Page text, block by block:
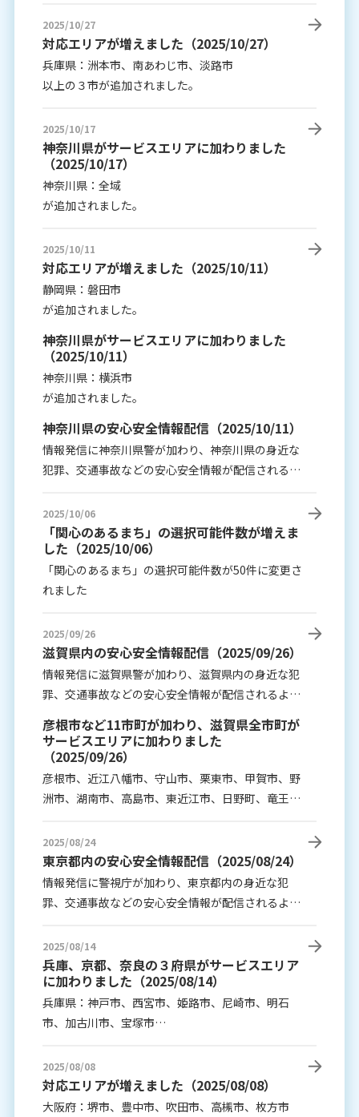
2025/10/27
対応エリアが増えました（2025/10/27）
兵庫県：洲本市、南あわじ市、淡路市
以上の３市が追加されました。
2025/10/17
神奈川県がサービスエリアに加わりました
（2025/10/17）
神奈川県：全域
が追加されました。
2025/10/11
対応エリアが増えました（2025/10/11）
静岡県：磐田市
が追加されました。
神奈川県がサービスエリアに加わりました
（2025/10/11）
神奈川県：横浜市
が追加されました。
神奈川県の安心安全情報配信（2025/10/11）
情報発信に神奈川県警が加わり、神奈川県の身近な
犯罪、交通事故などの安心安全情報が配信されるよ
情報は、神奈川県内にお住いの方の各ホーム画面に
掲載され、対象地域にお住まいの方には通知が届き
ます。
2025/10/06
「関心のあるまち」の選択可能件数が増えま
した（2025/10/06）
「関心のあるまち」の選択可能件数が50件に変更さ
れました
2025/09/26
滋賀県内の安心安全情報配信（2025/09/26）
情報発信に滋賀県警が加わり、滋賀県内の身近な犯
罪、交通事故などの安心安全情報が配信されるよう
情報は、県内にお住いの方の各ホーム画面に掲載さ
れ、対象地域にお住まいの方には通知が届きます。
彦根市など11市町が加わり、滋賀県全市町が
サービスエリアに加わりました
（2025/09/26）
彦根市、近江八幡市、守山市、栗東市、甲賀市、野
洲市、湖南市、高島市、東近江市、日野町、竜王町
2025/08/24
東京都内の安心安全情報配信（2025/08/24）
情報発信に警視庁が加わり、東京都内の身近な犯
罪、交通事故などの安心安全情報が配信されるよう
情報は、都内にお住いの方の各ホーム画面に掲載さ
れ、対象地域にお住まいの方には通知が届きます。
2025/08/14
兵庫、京都、奈良の３府県がサービスエリア
に加わりました（2025/08/14）
兵庫県：神戸市、西宮市、姫路市、尼崎市、明石
市、加古川市、宝塚市
辺市、向日市
奈良県：奈良市、橿原市、大和郡山市
以上の１６市が追加されました。
2025/08/08
対応エリアが増えました（2025/08/08）
大阪府：堺市、豊中市、吹田市、高槻市、枚方市